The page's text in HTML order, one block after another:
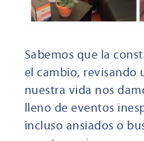
Sabemos que la
el cambio, revisando
nuestra vida nos
lleno de eventos
incluso ansiados o